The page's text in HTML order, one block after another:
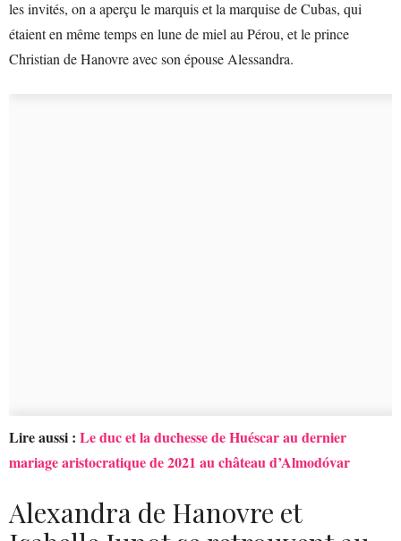
les invités, on a aperçu le marquis et la marquise de Cubas, qui
étaient en même temps en lune de miel au Pérou, et le prince
Christian de Hanovre avec son épouse Alessandra.
Lire aussi : Le duc et la duchesse de Huéscar au dernier
mariage aristocratique de 2021 au château d’Almodóvar
Alexandra de Hanovre et